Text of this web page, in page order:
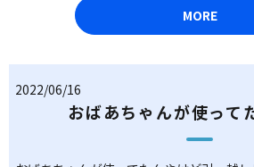
MORE
2022/06/16
おばあちゃんが使って